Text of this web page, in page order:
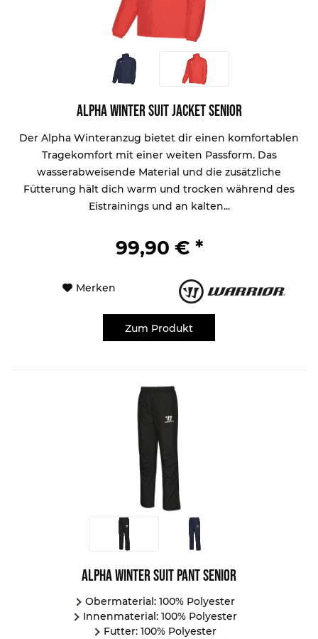
Alpha Winter Suit Jacket Senior
Der Alpha Winteranzug bietet dir einen komfortablen
Tragekomfort mit einer weiten Passform. Das
wasserabweisende Material und die zusätzliche
Fütterung hält dich warm und trocken während des
Eistrainings und an kalten...
99,90 € *
Merken
Zum Produkt
Alpha Winter Suit Pant Senior
Obermaterial: 100% Polyester
Innenmaterial: 100% Polyester
Futter: 100% Polyester